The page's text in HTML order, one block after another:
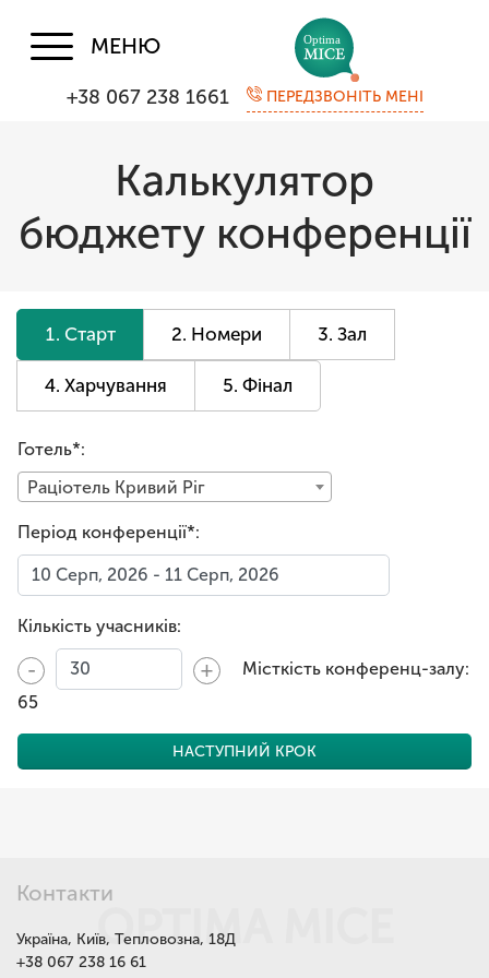
МЕНЮ
+38 067 238 1661 ПЕРЕДЗВОНІТЬ МЕНІ
Калькулятор
бюджету конференції
Старт Номери Зал
Харчування Фінал
Готель*:
Раціотель Кривий Ріг
Період конференції*:
Кількість учасників:
- +
Місткість конференц-залу:
65
НАСТУПНИЙ КРОК
OPTIMA MICE
Контакти
Україна, Київ, Тепловозна, 18Д
+38 067 238 16 61